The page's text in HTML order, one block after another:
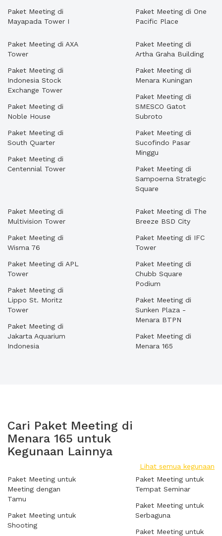
Paket Meeting di
Mayapada Tower I
Paket Meeting di One
Pacific Place
Paket Meeting di AXA
Tower
Paket Meeting di
Indonesia Stock
Exchange Tower
Paket Meeting di
Noble House
Paket Meeting di
South Quarter
Paket Meeting di
Centennial Tower
Paket Meeting di
Artha Graha Building
Paket Meeting di
Menara Kuningan
Paket Meeting di
SMESCO Gatot
Subroto
Paket Meeting di
Sucofindo Pasar
Minggu
Paket Meeting di
Sampoerna Strategic
Square
Paket Meeting di
Multivision Tower
Paket Meeting di
Wisma 76
Paket Meeting di APL
Tower
Paket Meeting di
Lippo St. Moritz
Tower
Paket Meeting di
Jakarta Aquarium
Indonesia
Paket Meeting di The
Breeze BSD City
Paket Meeting di IFC
Tower
Paket Meeting di
Chubb Square
Podium
Paket Meeting di
Sunken Plaza -
Menara BTPN
Paket Meeting di
Menara 165
Cari Paket Meeting di
Menara 165 untuk
Kegunaan Lainnya
Lihat semua kegunaan
Paket Meeting untuk
Meeting dengan
Tamu
Paket Meeting untuk
Shooting
Paket Meeting untuk
Tempat Seminar
Paket Meeting untuk
Serbaguna
Paket Meeting untuk